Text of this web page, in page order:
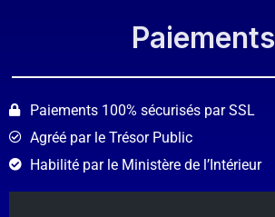
Paiements​
Paiements 100% sécurisés par SSL
Agréé par le Trésor Public
Habilité par le Ministère de l’Intérieur